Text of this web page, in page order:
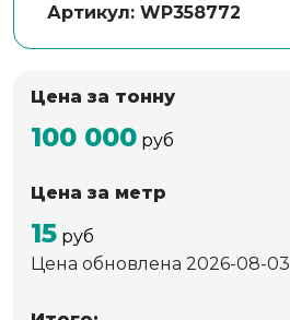
Артикул: WP358772
Цена за тонну
100 000 руб
Цена за метр
15 руб
Цена обновлена 2026-08-03